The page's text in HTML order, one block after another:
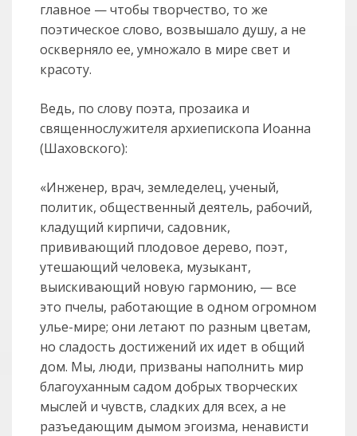
главное — чтобы творчество, то же
поэтическое слово, возвышало душу, а не
оскверняло ее, умножало в мире свет и
красоту.
Ведь, по слову поэта, прозаика и
священнослужителя архиепископа Иоанна
(Шаховского):
«Инженер, врач, земледелец, ученый,
политик, общественный деятель, рабочий,
кладущий кирпичи, садовник,
прививающий плодовое дерево, поэт,
утешающий человека, музыкант,
выискивающий новую гармонию, — все
это пчелы, работающие в одном огромном
улье-мире; они летают по разным цветам,
но сладость достижений их идет в общий
дом. Мы, люди, призваны наполнить мир
благоуханным садом добрых творческих
мыслей и чувств, сладких для всех, а не
разъедающим дымом эгоизма, ненависти